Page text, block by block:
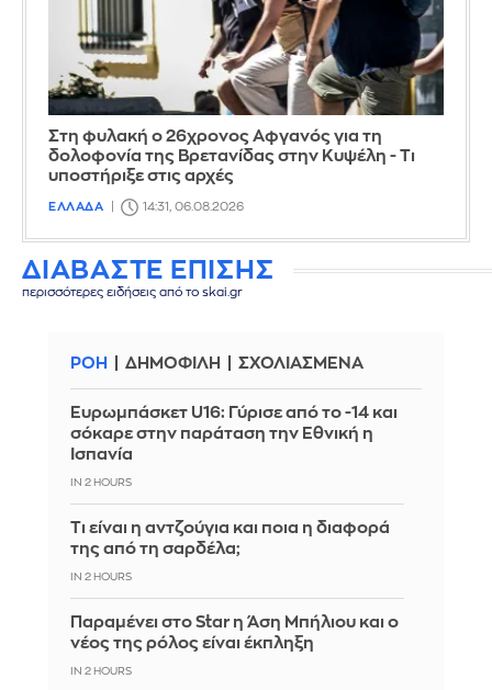
Στη φυλακή ο 26χρονος Αφγανός για τη
δολοφονία της Βρετανίδας στην Κυψέλη - Τι
υποστήριξε στις αρχές
ΕΛΛΑΔΑ 14:31, 06.08.2026
ΔΙΑΒΑΣΤΕ ΕΠΙΣΗΣ
περισσότερες ειδήσεις από το skai.gr
ΡΟΗ ΔΗΜΟΦΙΛΗ ΣΧΟΛΙΑΣΜΕΝΑ
Ευρωμπάσκετ U16: Γύρισε από το -14 και
σόκαρε στην παράταση την Εθνική η
Ισπανία
IN 2 HOURS
Τι είναι η αντζούγια και ποια η διαφορά
της από τη σαρδέλα;
IN 2 HOURS
Παραμένει στο Star η Άση Μπήλιου και ο
νέος της ρόλος είναι έκπληξη
IN 2 HOURS